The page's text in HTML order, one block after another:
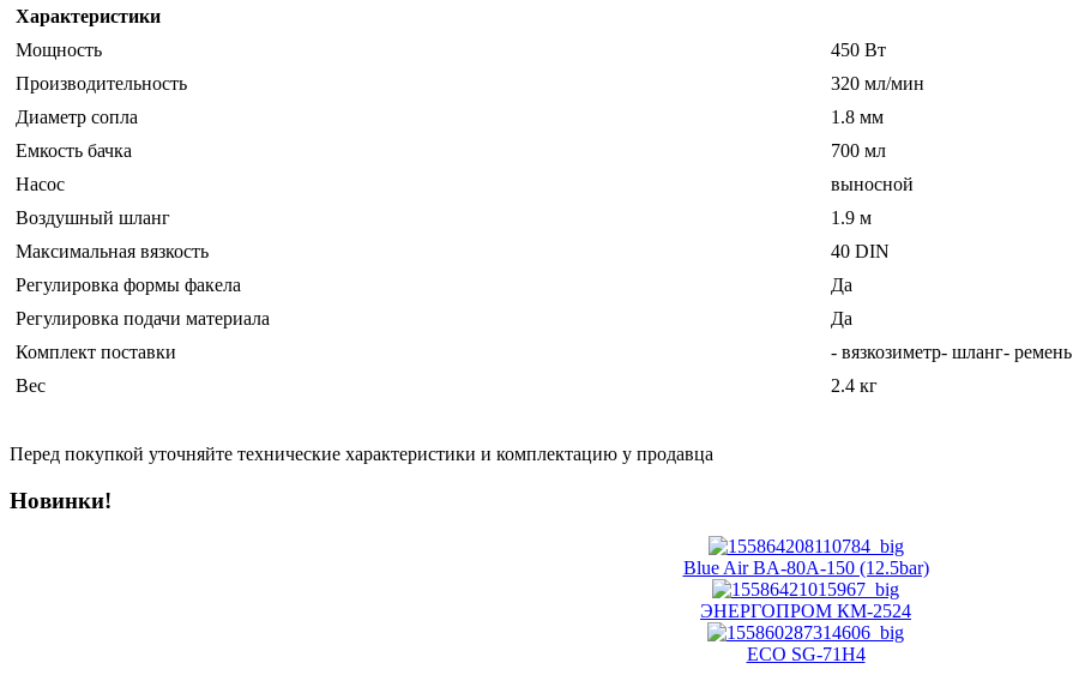
Характеристики
Мощность
450 Вт
Производительность
320 мл/мин
Диаметр сопла
1.8 мм
Емкость бачка
700 мл
Насос
выносной
Воздушный шланг
1.9 м
Максимальная вязкость
40 DIN
Регулировка формы факела
Да
Регулировка подачи материала
Да
Комплект поставки
- вязкозиметр- шланг- ремень
Вес
2.4 кг
Перед покупкой уточняйте технические характеристики и комплектацию у продавца
Новинки!
Blue Air BA-80A-150 (12.5bar)
ЭНЕРГОПРОМ КМ-2524
ECO SG-71H4